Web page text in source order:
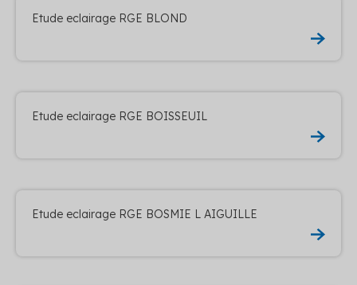
Etude eclairage RGE BLOND
Etude eclairage RGE BOISSEUIL
Etude eclairage RGE BOSMIE L AIGUILLE